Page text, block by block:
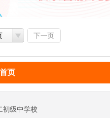
下一页
页
初级中学校